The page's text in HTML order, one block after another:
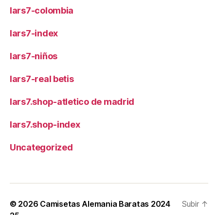
lars7-colombia
lars7-index
lars7-niños
lars7-real betis
lars7.shop-atletico de madrid
lars7.shop-index
Uncategorized
© 2026 Camisetas Alemania Baratas 2024
Subir ↑